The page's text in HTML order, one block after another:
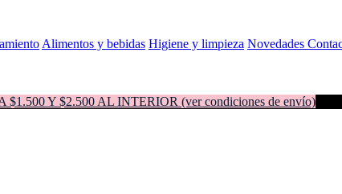
Alimentos y bebidas Higiene y limpieza Novedades
Y $2.500 AL INTERIOR (ver condiciones de envío)